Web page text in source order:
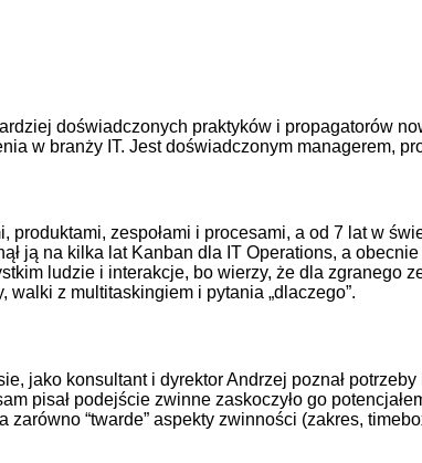
doświadczonych praktyków i propagatorów
w branży IT. Jest doświadczonym managerem,
produktami, zespołami i procesami, a od 7 lat w
ją na kilka lat Kanban dla IT Operations, a
ludzie i interakcje, bo wierzy, że dla zgranego
z multitaskingiem i pytania „dlaczego”.
jako konsultant i dyrektor Andrzej poznał
pisał podejście zwinne zaskoczyło go
zarówno “twarde” aspekty zwinności (zakres,